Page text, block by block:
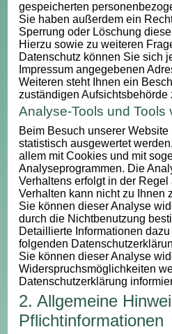
gespeicherten
Sie haben außerdem ein
Sperrung oder Löschung
Hierzu sowie zu weiteren
Datenschutz können Sie sich
Impressum angegebenen
Weiteren steht Ihnen ein
zuständigen Aufsichtsbehörde
Analyse-Tools und Tools
Beim Besuch unserer
statistisch ausgewertet
allem mit Cookies und mit
Analyseprogrammen. Die
Verhaltens erfolgt in der Regel
Verhalten kann nicht zu Ihnen
Sie können dieser Analyse
durch die Nichtbenutzung
Detaillierte Informationen
folgenden
Sie können dieser Analyse
Widerspruchsmöglichkeiten
Datenschutzerklärung
2. Allgemeine
Pflichtinformationen